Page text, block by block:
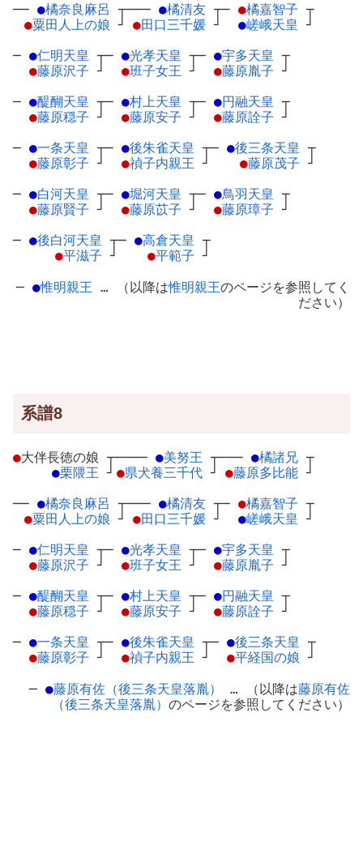
── ●橘奈良麻呂 ┬
●粟田人上の娘 ┘
─── ●橘清友 ┬
●田口三千媛 ┘
─ ●橘嘉智子 ┬
●嵯峨天皇 ┘
─ ●仁明天皇 ┬
●藤原沢子 ┘
─ ●光孝天皇 ┬
●班子女王 ┘
─ ●宇多天皇 ┬
●藤原胤子 ┘
─ ●醍醐天皇 ┬
●藤原穏子 ┘
─ ●村上天皇 ┬
●藤原安子 ┘
─ ●円融天皇 ┬
●藤原詮子 ┘
─ ●一条天皇 ┬
●藤原彰子 ┘
─ ●後朱雀天皇 ┬
●禎子内親王 ┘
─ ●後三条天皇 ┬
●藤原茂子 ┘
─ ●白河天皇 ┬
●藤原賢子 ┘
─ ●堀河天皇 ┬
●藤原苡子 ┘
─ ●鳥羽天皇 ┬
●藤原璋子 ┘
─ ●後白河天皇 ┬
●平滋子 ┘
─ ●高倉天皇 ┬
●平範子 ┘
─ ●惟明親王 … （以降は惟明親王のページを参照してく
ださい）
系譜8
●大伴長徳の娘 ┬
●栗隈王 ┘
──── ●美努王 ┬
●県犬養三千代 ┘
─── ●橘諸兄 ┬
●藤原多比能 ┘
── ●橘奈良麻呂 ┬
●粟田人上の娘 ┘
─── ●橘清友 ┬
●田口三千媛 ┘
─ ●橘嘉智子 ┬
●嵯峨天皇 ┘
─ ●仁明天皇 ┬
●藤原沢子 ┘
─ ●光孝天皇 ┬
●班子女王 ┘
─ ●宇多天皇 ┬
●藤原胤子 ┘
─ ●醍醐天皇 ┬
●藤原穏子 ┘
─ ●村上天皇 ┬
●藤原安子 ┘
─ ●円融天皇 ┬
●藤原詮子 ┘
─ ●一条天皇 ┬
●藤原彰子 ┘
─ ●後朱雀天皇 ┬
●禎子内親王 ┘
─ ●後三条天皇 ┬
●平経国の娘 ┘
─ ●藤原有佐（後三条天皇落胤） … （以降は藤原有佐
（後三条天皇落胤） のページを参照してください）